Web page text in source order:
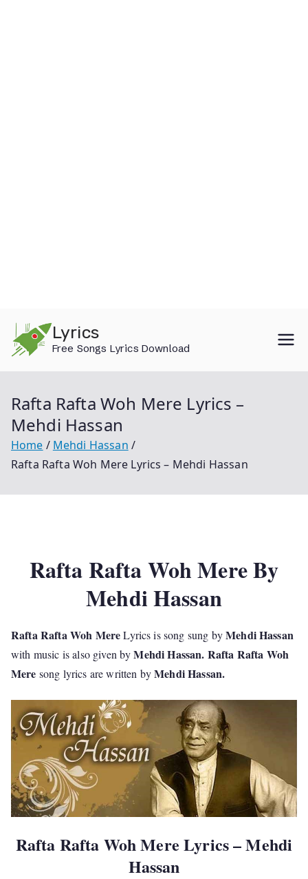
content
Lyrics
Free Songs Lyrics Download
Rafta Rafta Woh Mere Lyrics –
Mehdi Hassan
Home
Mehdi Hassan
Rafta Rafta Woh Mere Lyrics – Mehdi Hassan
Rafta Rafta Woh Mere By
Mehdi Hassan
Rafta Rafta Woh MereLyrics is song sung byMehdi Hassan
with music is also given byMehdi Hassan. Rafta Rafta Woh
Mere song lyrics are written byMehdi Hassan.
Rafta Rafta Woh Mere Lyrics – Mehdi
Hassan